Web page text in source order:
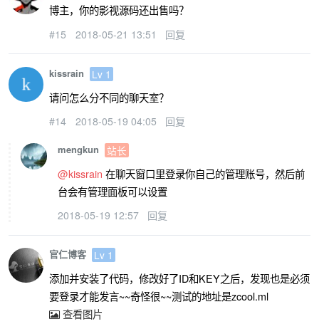
博主，你的影视源码还出售吗？
#15 2018-05-21 13:51 回复
kissrain Lv 1
请问怎么分不同的聊天室？
#14 2018-05-19 04:05 回复
mengkun 站长
@kissrain 在聊天窗口里登录你自己的管理账号，然后前
台会有管理面板可以设置
2018-05-19 12:57 回复
官仁博客 Lv 1
添加并安装了代码，修改好了ID和KEY之后，发现也是必须
要登录才能发言~~奇怪很~~测试的地址是zcool.ml
查看图片